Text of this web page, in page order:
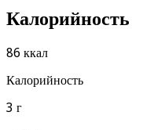
Калорийность
86 ккал
Калорийность
3 г